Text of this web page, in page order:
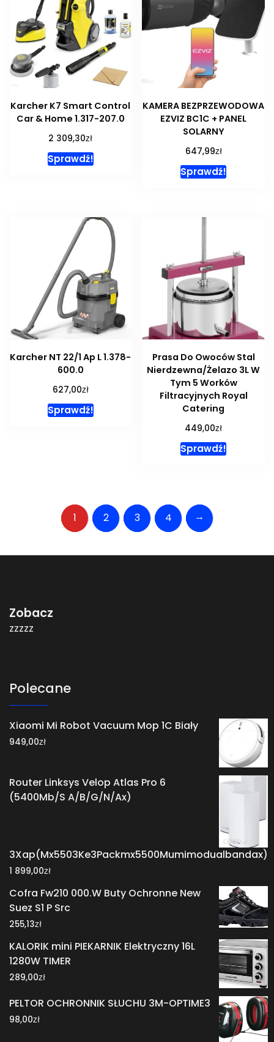
Karcher K7 Smart Control
Car & Home 1.317-207.0
2 309,30zł
Sprawdź!
KAMERA BEZPRZEWODOWA
EZVIZ BC1C + PANEL
SOLARNY
647,99zł
Sprawdź!
Karcher NT 22/1 Ap L 1.378-
600.0
627,00zł
Sprawdź!
Prasa Do Owoców Stal
Nierdzewna/Żelazo 3L W
Tym 5 Worków
Filtracyjnych Royal
Catering
449,00zł
Sprawdź!
1 2 3 4 →
Zobacz
zzzzz
Polecane
Xiaomi Mi Robot Vacuum Mop 1C Biały
949,00zł
Router Linksys Velop Atlas Pro 6
(5400Mb/S A/B/G/N/Ax)
3Xap(Mx5503Ke3Packmx5500Mumimodualbandax)
1 899,00zł
Cofra Fw210 000.W Buty Ochronne New
Suez S1 P Src
255,13zł
KALORIK mini PIEKARNIK Elektryczny 16L
1280W TIMER
289,00zł
PELTOR OCHRONNIK SŁUCHU 3M-OPTIME3
98,00zł